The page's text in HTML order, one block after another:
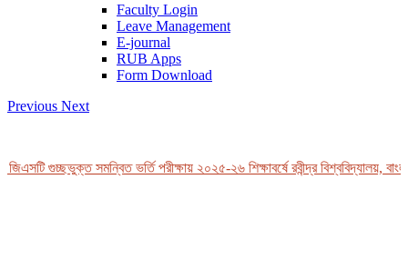
Faculty Login
Leave Management
E-journal
RUB Apps
Form Download
Previous Next
গুচ্ছভুক্ত সমন্বিত ভর্তি পরীক্ষায় ২০২৫-২৬ শিক্ষাবর্ষে রবীন্দ্র বিশ্ববিদ্যালয়,